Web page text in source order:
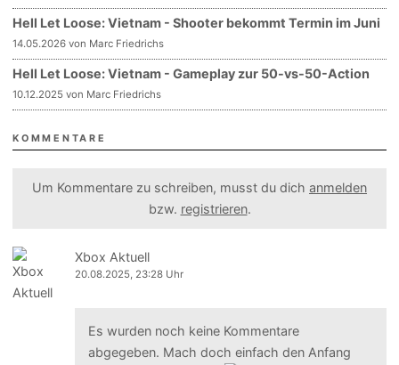
Hell Let Loose: Vietnam - Shooter bekommt Termin im Juni
14.05.2026 von Marc Friedrichs
Hell Let Loose: Vietnam - Gameplay zur 50-vs-50-Action
10.12.2025 von Marc Friedrichs
KOMMENTARE
Um Kommentare zu schreiben, musst du dich anmelden
bzw. registrieren.
Xbox Aktuell
20.08.2025, 23:28 Uhr
Es wurden noch keine Kommentare
abgegeben. Mach doch einfach den Anfang